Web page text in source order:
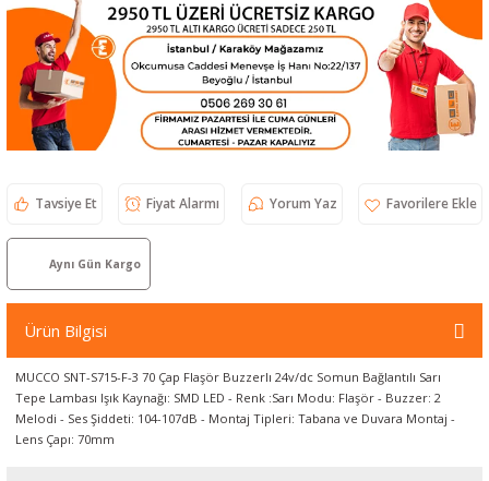
Tavsiye Et Fiyat Alarmı Yorum Yaz
Aynı Gün Kargo
Ürün Bilgisi
MUCCO SNT-S715-F-3 70 Çap Flaşör Buzzerlı 24v/dc Somun Bağlantılı Sarı
Tepe Lambası Işık Kaynağı: SMD LED - Renk :Sarı Modu: Flaşör - Buzzer: 2
Melodi - Ses Şiddeti: 104-107dB - Montaj Tipleri: Tabana ve Duvara Montaj -
Lens Çapı: 70mm